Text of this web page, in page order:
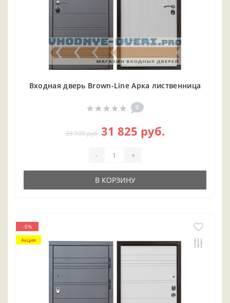
Входная дверь Brown-Line Арка лиственница
0
33 500 руб. 31 825 руб.
- +
В КОРЗИНУ
-5%
Акция